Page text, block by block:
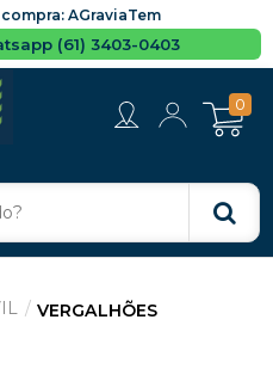
AGraviaTem
(61) 3403-0403
0
VERGALHÕES